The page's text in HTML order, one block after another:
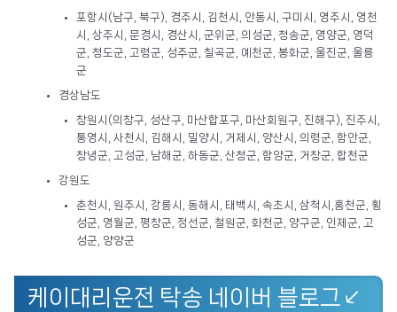
포항시(남구, 북구), 경주시, 김천시, 안동시, 구미시, 영주시, 영천
시, 상주시, 문경시, 경산시, 군위군, 의성군, 청송군, 영양군, 영덕
군, 청도군, 고령군, 성주군, 칠곡군, 예천군, 봉화군, 울진군, 울릉
군
경상남도
창원시(의창구, 성산구, 마산합포구, 마산회원구, 진해구), 진주시,
통영시, 사천시, 김해시, 밀양시, 거제시, 양산시, 의령군, 함안군,
창녕군, 고성군, 남해군, 하동군, 산청군, 함양군, 거창군, 합천군
강원도
춘천시, 원주시, 강릉시, 동해시, 태백시, 속초시, 삼척시,홍천군, 횡
성군, 영월군, 평창군, 정선군, 철원군, 화천군, 양구군, 인제군, 고
성군, 양양군
케이대리운전 탁송 네이버 블로그↙